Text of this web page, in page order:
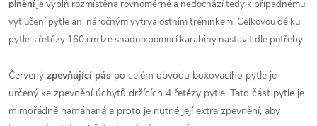
plněníje výplň rozmístěna rovnoměrně a nedochází tedy k případnému
vytlučení pytle ani náročným vytrvalostním tréninkem. Celkovou délku
pytle s řetězy 160 cm lze snadno pomocí karabiny nastavit dle potřeby.
Červený zpevňující pás po celém obvodu boxovacího pytle je
určený ke zpevnění úchytů držících 4 řetězy pytle. Tato část pytle je
mimořádně namáhaná a proto je nutné její extra zpevnění, aby